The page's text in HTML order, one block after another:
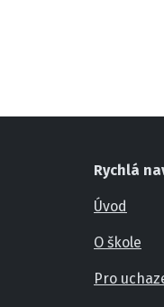
Rychlá
Úvod
O škole
Pro